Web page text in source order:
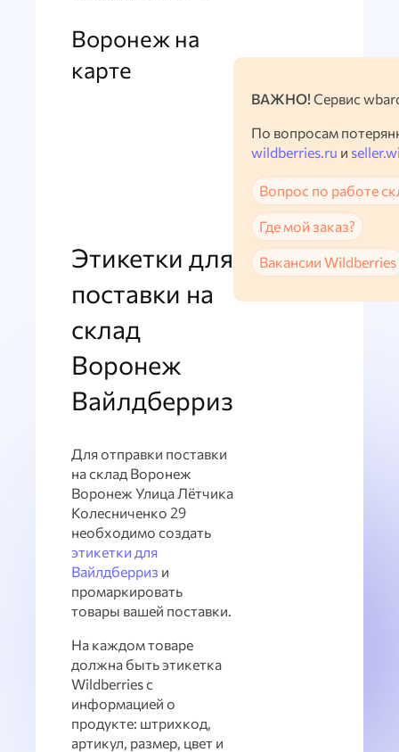
Воронеж на
карте
Этикетки для
поставки на
склад
Воронеж
Вайлдберриз
Для отправки поставки
на склад Воронеж
Воронеж Улица Лётчика
Колесниченко 29
необходимо создать
этикетки для
Вайлдберриз и
промаркировать
товары вашей поставки.
На каждом товаре
должна быть этикетка
Wildberries с
информацией о
продукте: штрихкод,
артикул, размер, цвет и
ВАЖНО! Сервис
По вопросам
wildberries.ru и
Вопрос по работе
Где мой заказ?
Вакансии Wildberries